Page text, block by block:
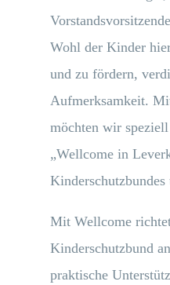
Wohl der Kinder
und zu fördern,
Aufmerksamkeit.
möchten wir
„Wellcome in
Kinderschutzbundes
Mit Wellcome
Kinderschutzbund
praktische